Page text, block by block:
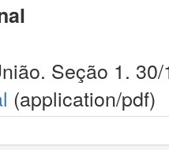
Seção 1.
(application/pdf)